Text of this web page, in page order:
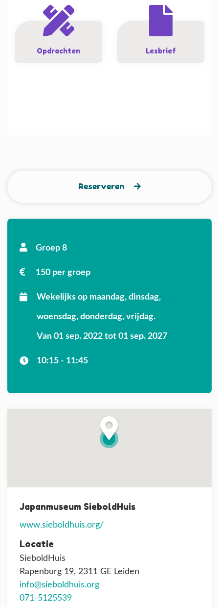
Opdrachten Lesbrief
Reserveren
Groep 8
150 per groep
Wekelijks op maandag, dinsdag,
woensdag, donderdag, vrijdag.
Van 01 sep. 2022 tot 01 sep. 2027
10:15 - 11:45
Japanmuseum SieboldHuis
www.sieboldhuis.org/
Locatie
SieboldHuis
Rapenburg 19, 2311 GE Leiden
info@sieboldhuis.org
071-5125539